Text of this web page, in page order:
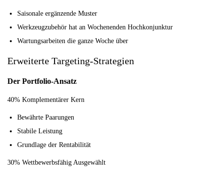
Saisonale ergänzende Muster
Werkzeugzubehör hat an Wochenenden Hochkonjunktur
Wartungsarbeiten die ganze Woche über
Erweiterte Targeting-Strategien
Der Portfolio-Ansatz
40% Komplementärer Kern
Bewährte Paarungen
Stabile Leistung
Grundlage der Rentabilität
30% Wettbewerbsfähig Ausgewählt